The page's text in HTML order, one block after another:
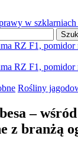
Rośliny
–
z branżą